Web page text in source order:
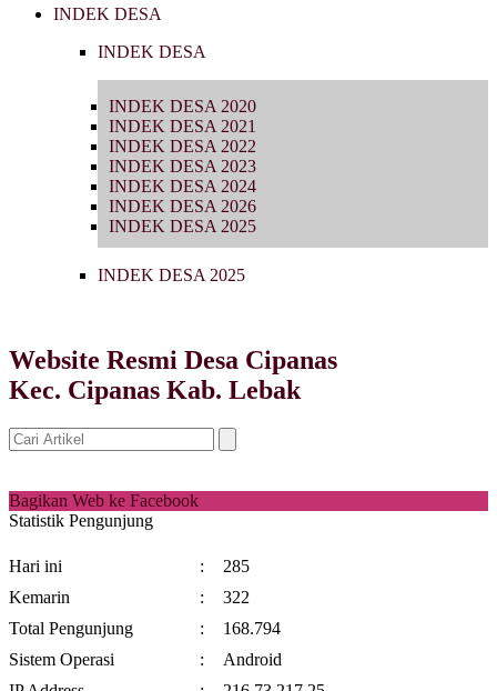
INDEK DESA
INDEK DESA
INDEK DESA 2020
INDEK DESA 2021
INDEK DESA 2022
INDEK DESA 2023
INDEK DESA 2024
INDEK DESA 2026
INDEK DESA 2025
INDEK DESA 2025
Website Resmi Desa Cipanas
Kec. Cipanas Kab. Lebak
Bagikan Web ke Facebook
Statistik Pengunjung
Hari ini :
285
Kemarin
:
322
Total Pengunjung
:
168.794
Sistem Operasi
:
Android